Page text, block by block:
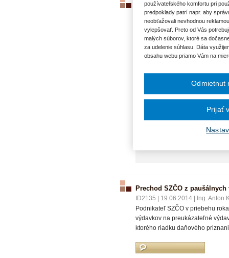
Satelitné sledovanie
ID2255| 10.09.2014|Ing. Anton
Uplatňujem v s. r. o. paušálne
chcela prejsť na satelitné
výdavkov na PHL? Tiež ma
zamestnanca, príp. štatutára
DPH)? Zaujímam sa tiež,
súkromný účel, keď sa vedie
VECNÉ POJMY:
Automobil v podnikaní
Prechod SZČO z
ID2135 19.06.2014
Ing. Anton
Podnikateľ SZČO v priebehu
výdavkov na preukázateľné
ktorého riadku daňového
používateľského komfortu pri
predpoklady patrí napr. aby
neobťažovali nevhodnou
vylepšovať. Preto od Vás
malých súborov, ktoré sa
za udelenie súhlasu. Dáta
obsahu webu priamo Vám na
Odmietnut
Prijať